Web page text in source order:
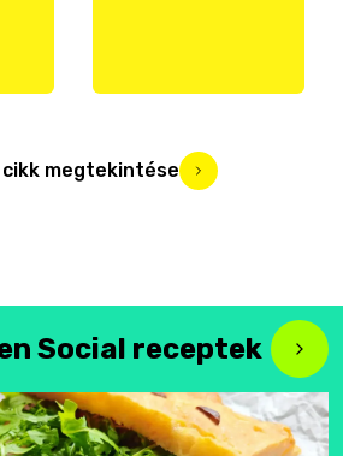
cikk megtekintése
Social receptek